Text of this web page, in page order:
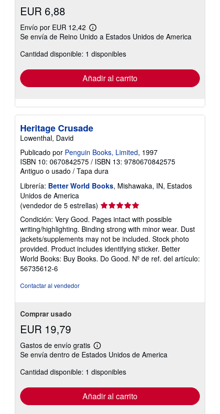
EUR 6,88
Envío por EUR 12,42
Más
información
las
tarifas
envío
Se envía de Reino Unido a Estados Unidos de America
Cantidad disponible: 1 disponibles
Añadir al carrito
Heritage Crusade
Lowenthal, David
Publicado por Penguin Books, Limited, 1997
ISBN 10: 0670842575 / ISBN 13: 9780670842575
Antiguo o usado / Tapa dura
Librería: Better World Books, Mishawaka, IN, Estados
Unidos de America
(vendedor de 5 estrellas) Calificación
vendedor:
5
de
5
estrellas
Condición: Very Good. Pages intact with possible
writing/highlighting. Binding strong with minor wear. Dust
jackets/supplements may not be included. Stock photo
provided. Product includes identifying sticker. Better
World Books: Buy Books. Do Good. Nº de ref. del artículo:
56735612-6
Contactar al vendedor
Comprar usado
EUR 19,79
Gastos de envío gratis
Más
información
las
tarifas
envío
Se envía dentro de Estados Unidos de America
Cantidad disponible: 1 disponibles
Añadir al carrito